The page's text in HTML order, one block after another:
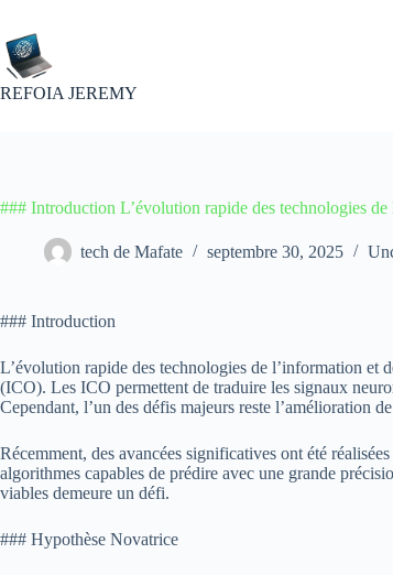
contenu
REFOIA JEREMY
### Introduction L’évolution rapide des technologies
tech de Mafate septembre 30, 2025
### Introduction
L’évolution rapide des technologies de l’information et
(ICO). Les ICO permettent de traduire les signaux
Cependant, l’un des défis majeurs reste l’amélioration
Récemment, des avancées significatives ont été
algorithmes capables de prédire avec une grande
viables demeure un défi.
### Hypothèse Novatrice